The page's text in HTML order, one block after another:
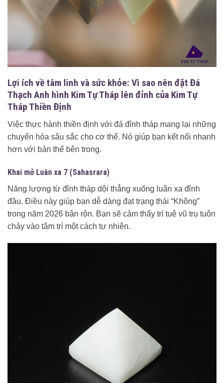
Lợi ích về tâm linh và sức khỏe: Vì sao nên đặt Đá
Thạch Anh hình Kim Tự Tháp lên đỉnh của Kim Tự
Tháp Thiền Định
Việc thực hành thiền định với đá đỉnh tháp mang lại những
chuyển hóa sâu sắc cho cơ thể. Nó giúp bạn kết nối nhanh
hơn với bản thể bên trong.
Khai mở Luân xa 7 (Sahasrara)
Năng lượng từ đỉnh tháp dội thẳng xuống luân xa đỉnh
đầu. Điều này giúp bạn dễ dàng đạt trạng thái “Không”
trong năm 2026 bận rộn. Bạn sẽ cảm thấy trí tuệ vũ trụ tuôn
chảy vào tâm trí một cách tự nhiên.